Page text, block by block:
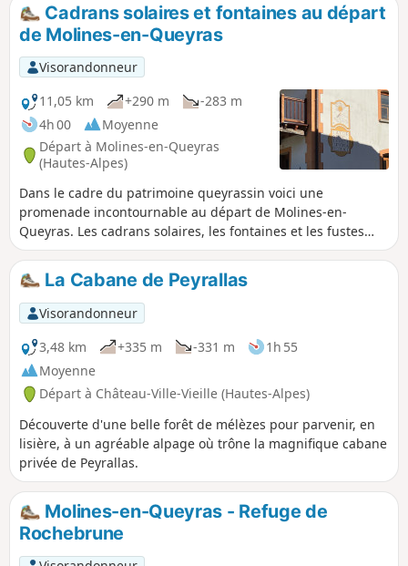
Cadrans solaires et fontaines au départ
de Molines-en-Queyras
Visorandonneur
11,05 km
+290 m
-283 m
4h 00
Moyenne
Départ à Molines-en-Queyras
(Hautes-Alpes)
Dans le cadre du patrimoine queyrassin voici une
promenade incontournable au départ de Molines-en-
Queyras. Les cadrans solaires, les fontaines et les fustes
occuperont grands et petits tout au long de cette
promenade.
La Cabane de Peyrallas
Visorandonneur
3,48 km
+335 m -331 m
1h 55
Moyenne
Départ à Château-Ville-Vieille (Hautes-Alpes)
Découverte d'une belle forêt de mélèzes pour parvenir, en
lisière, à un agréable alpage où trône la magnifique cabane
privée de Peyrallas.
Molines-en-Queyras - Refuge de
Rochebrune